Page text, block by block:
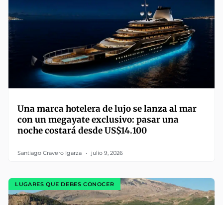
Una marca hotelera de lujo se lanza al mar
con un megayate exclusivo: pasar una
noche costará desde US$14.100
Santiago Cravero Igarza julio 9, 2026
LUGARES QUE DEBES CONOCER